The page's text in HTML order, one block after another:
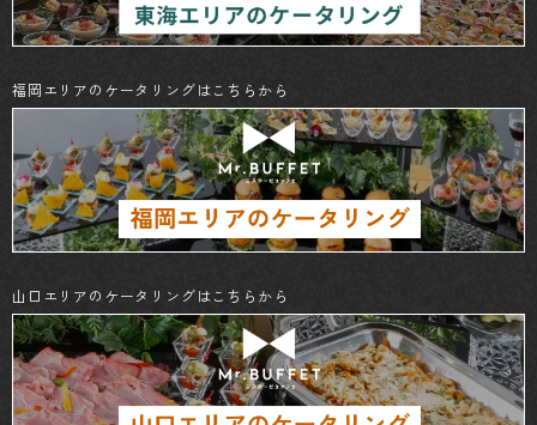
福岡エリアのケータリングはこちらから
山口エリアのケータリングはこちらから